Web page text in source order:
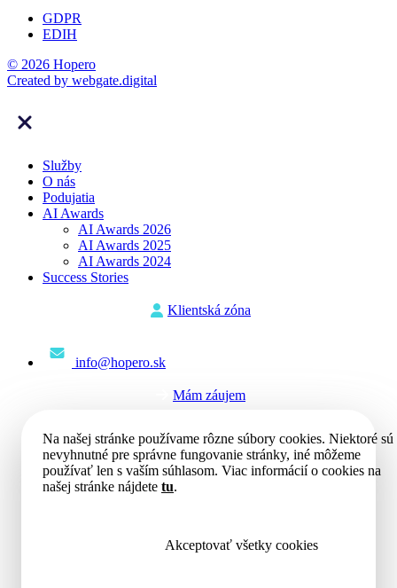
GDPR
EDIH
© 2026 Hopero
Created by webgate.digital
Služby
O nás
Podujatia
AI Awards
AI Awards 2026
AI Awards 2025
AI Awards 2024
Success Stories
Klientská zóna
info@hopero.sk
Mám záujem
Na našej stránke používame rôzne súbory cookies. Niektoré sú
nevyhnutné pre správne fungovanie stránky, iné môžeme
používať len s vaším súhlasom. Viac informácií o cookies na
našej stránke nájdete tu.
Akceptovať všetky cookies